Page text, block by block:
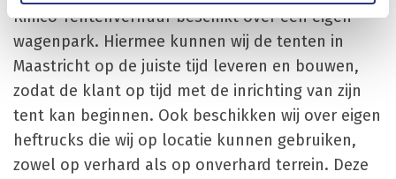
Rinico Tentenverhuur beschikt over een eigen
wagenpark. Hiermee kunnen wij de tenten in
Maastricht op de juiste tijd leveren en bouwen,
zodat de klant op tijd met de inrichting van zijn
tent kan beginnen. Ook beschikken wij over eigen
heftrucks die wij op locatie kunnen gebruiken,
zowel op verhard als op onverhard terrein. Deze